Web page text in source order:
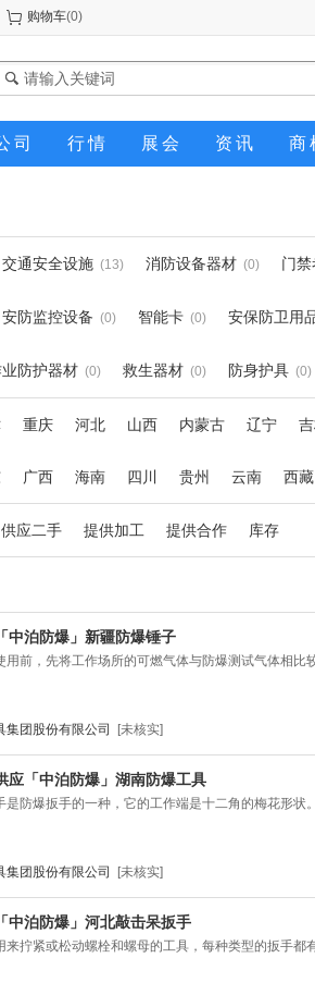
购物车(0)
司 行情 展会 资讯 商
交通安全设施 (13) 消防设备器材 (0) 门
安防监控设备 (0) 智能卡 (0) 安保防卫用
防护器材 (0) 救生器材 (0) 防身护具 (0)
重庆 河北 山西 内蒙古 辽宁
广西 海南 四川 贵州 云南 西藏
供应二手 提供加工 提供合作 库存
中泊防爆」新疆防爆锤子
，先将工作场所的可燃气体与防爆测试气体相比
集团股份有限公司
[未核实]
应「中泊防爆」湖南防爆工具
爆扳手的一种，它的工作端是十二角的梅花形状
集团股份有限公司
[未核实]
中泊防爆」河北敲击呆扳手
紧或松动螺栓和螺母的工具，每种类型的扳手都